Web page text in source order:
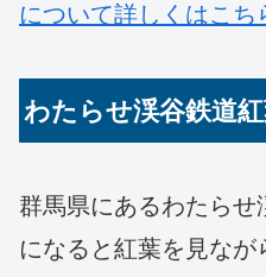
について詳しくはこち
わたらせ渓谷鉄道
群馬県にあるわたらせ
になると紅葉を見なが